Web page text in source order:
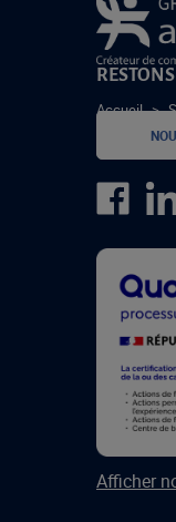
Accueil >
Afficher